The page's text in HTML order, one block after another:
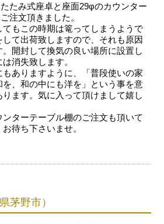
たみ式座卓と座面29φのカウンター
注文頂きました。
もこの時期は篭ってしまうようで
て出荷致しますので、それも原因
開封して換気の良い場所に設置し
消失致します。
もありますように、「普段使いの家
、和の中にも洋を」という事を意
ます。気に入って頂けまして嬉し
ターテーブル棚のご注文も頂いて
待ち下さいませ。
茅野市）